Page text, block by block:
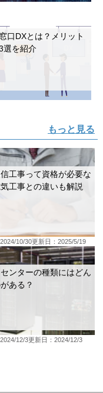
口DXとは？メリット
選を紹介
もっと見る
工事って資格が必要な
工事との違いも解説
10/30更新日：2025/5/19
ンターの種類にはどん
ある？
12/3更新日：2024/12/3